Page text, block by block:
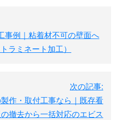
事例｜粘着材不可の壁面へ
ラミネート加工）
次の記事:
作・取付工事なら｜既存看
撤去から一括対応のエビス